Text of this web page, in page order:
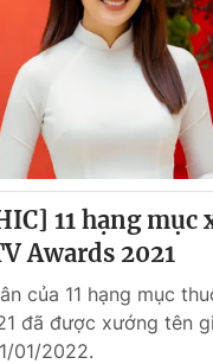
Đài Truyền hình Việt Nam
Thời báo VTV
báo in và báo điện tử số
Thủy
Nguyễn Thị Mỹ Hạnh, Phạm
355 931 - 024.38 355
VTV: 024.66 897 897
11 hạng mục
Awards 2021
của 11 hạng mục
đã được xướng tên
01/2022.